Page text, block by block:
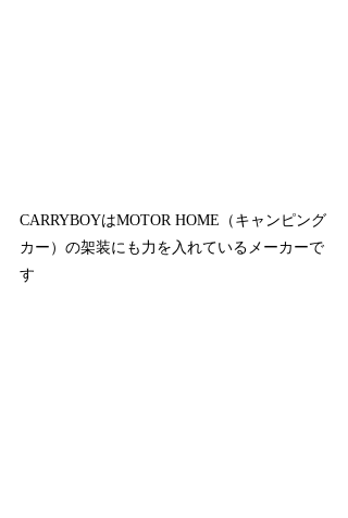
CARRYBOYはMOTOR HOME（キャンピング
カー）の架装にも力を入れているメーカーで
す